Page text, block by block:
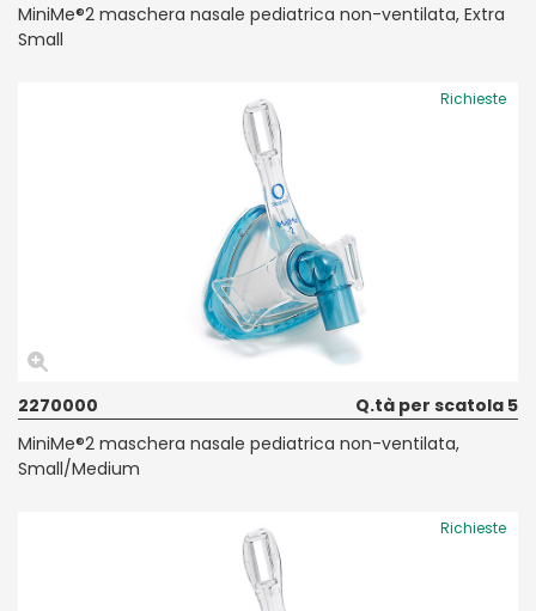
MiniMe®2 maschera nasale pediatrica non-ventilata, Extra
Small
Richieste
2270000
Q.tà per scatola 5
MiniMe®2 maschera nasale pediatrica non-ventilata,
Small/Medium
Richieste